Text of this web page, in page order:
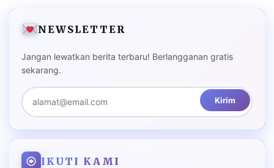
NEWSLETTER
Jangan lewatkan berita terbaru! Berlangganan gratis
sekarang.
Kirim
IKUTI KAMI